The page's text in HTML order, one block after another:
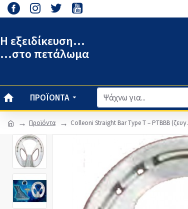
Η εξειδίκευση...
...στο πετάλωμα
ΠΡΟΪΌΝΤΑ
Προϊόντα Colleoni Straight Bar Type T – PTBBB